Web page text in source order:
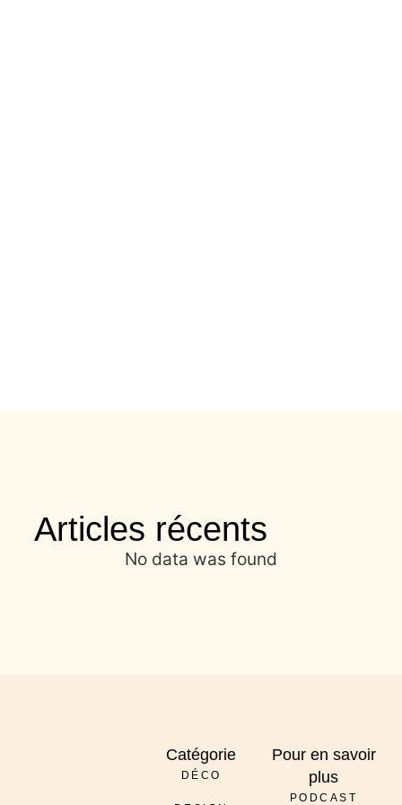
Articles récents
No data was found
Catégorie
DÉCO
Pour en savoir
plus
PODCAST